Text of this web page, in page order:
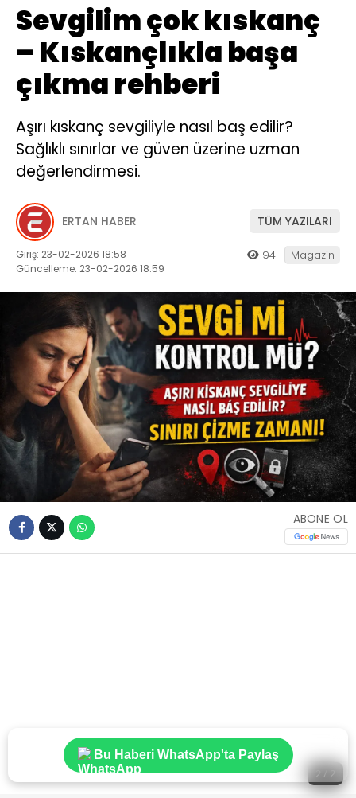
Sevgilim çok kıskanç
– Kıskançlıkla başa
çıkma rehberi
Aşırı kıskanç sevgiliyle nasıl baş edilir?
Sağlıklı sınırlar ve güven üzerine uzman
değerlendirmesi.
ERTAN HABER TÜM YAZILARI
Giriş: 23-02-2026 18:58
Güncelleme: 23-02-2026 18:59
94 Magazin
ABONE OL
2 / 2
Bu Haberi WhatsApp'ta Paylaş